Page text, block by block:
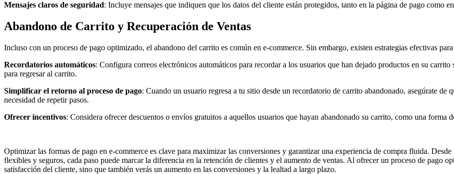
Mensajes claros de seguridad: Incluye mensajes que indiquen que los datos del cliente están protegidos, tanto en la página de pago como
Abandono de Carrito y Recuperación de Ventas
Incluso con un proceso de pago optimizado, el abandono del carrito es común en e-commerce. Sin embargo, existen estrategias efectivas
Recordatorios automáticos: Configura correos electrónicos automáticos para recordar a los usuarios que han dejado productos en su
para regresar al carrito.
Simplificar el retorno al proceso de pago: Cuando un usuario regresa a tu sitio desde un recordatorio de carrito abandonado, asegúrate
necesidad de repetir pasos.
Ofrecer incentivos: Considera ofrecer descuentos o envíos gratuitos a aquellos usuarios que hayan abandonado su carrito, como una forma
Optimizar las formas de pago en e-commerce es clave para maximizar las conversiones y garantizar una experiencia de compra fluida.
flexibles y seguros, cada paso puede marcar la diferencia en la retención de clientes y el aumento de ventas. Al ofrecer un proceso de pago
satisfacción del cliente, sino que también verás un aumento en las conversiones y la lealtad a largo plazo.